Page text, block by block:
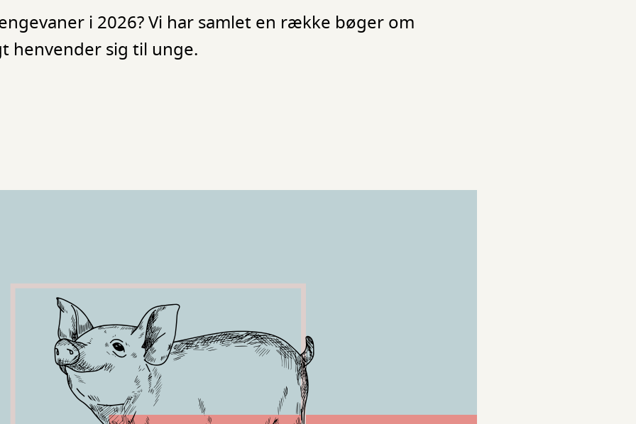
i 2026? Vi har samlet en række bøger om
henvender sig til unge.